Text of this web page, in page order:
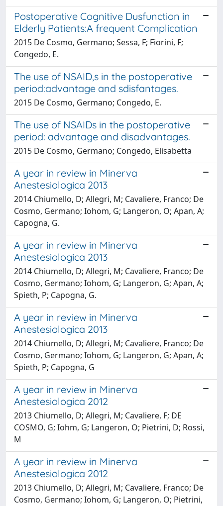
Postoperative Cognitive Dusfunction in
Elderly Patients:A frequent Complication
2015 De Cosmo, Germano; Sessa, F; Fiorini, F;
Congedo, E.
The use of NSAID,s in the postoperative
period:advantage and sdisfantages.
2015 De Cosmo, Germano; Congedo, E.
The use of NSAIDs in the postoperative
period: advantage and disadvantages.
2015 De Cosmo, Germano; Congedo, Elisabetta
A year in review in Minerva
Anestesiologica 2013
2014 Chiumello, D; Allegri, M; Cavaliere, Franco; De
Cosmo, Germano; Iohom, G; Langeron, O; Apan, A;
Capogna, G.
A year in review in Minerva
Anestesiologica 2013
2014 Chiumello, D; Allegri, M; Cavaliere, Franco; De
Cosmo, Germano; Iohom, G; Langeron, G; Apan, A;
Spieth, P; Capogna, G.
A year in review in Minerva
Anestesiologica 2013
2014 Chiumello, D; Allegri, M; Cavaliere, Franco; De
Cosmo, Germano; Iohom, G; Langeron, G; Apan, A;
Spieth, P; Capogna, G
A year in review in Minerva
Anestesiologica 2012
2013 Chiumello, D; Allegri, M; Cavaliere, F; DE
COSMO, G; Iohm, G; Langeron, O; Pietrini, D; Rossi,
M
A year in review in Minerva
Anestesiologica 2012
2013 Chiumello, D; Allegri, M; Cavaliere, Franco; De
Cosmo, Germano; Iohom, G; Langeron, O; Pietrini,